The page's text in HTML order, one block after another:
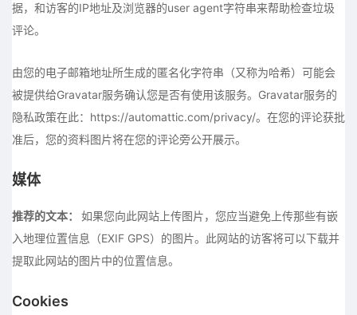
据，和访客的IP地址及浏览器的user agent字符串来帮助检查垃圾
评论。
由您的电子邮箱地址所生成的匿名化字符串（又称为哈希）可能会
被提供给Gravatar服务确认您是否有使用该服务。Gravatar服务的
隐私政策在此：https://automattic.com/privacy/。在您的评论获批
准后，您的资料图片将在您的评论旁公开展示。
媒体
推荐的文本： 如果您向此网站上传图片，您应当避免上传那些有嵌
入地理位置信息（EXIF GPS）的图片。此网站的访客将可以下载并
提取此网站的图片中的位置信息。
Cookies